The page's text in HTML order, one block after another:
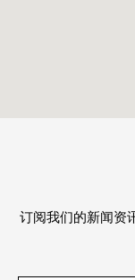
订阅我们的新闻资